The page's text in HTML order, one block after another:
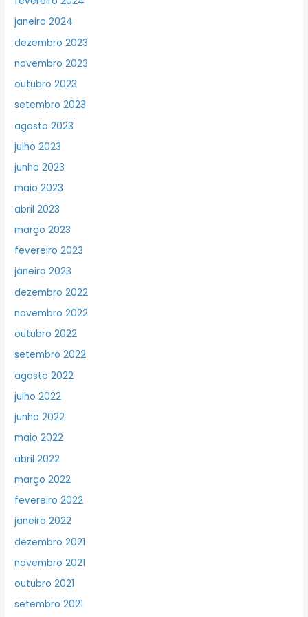
janeiro 2024
dezembro 2023
novembro 2023
outubro 2023
setembro 2023
agosto 2023
julho 2023
junho 2023
maio 2023
abril 2023
março 2023
fevereiro 2023
janeiro 2023
dezembro 2022
novembro 2022
outubro 2022
setembro 2022
agosto 2022
julho 2022
junho 2022
maio 2022
abril 2022
março 2022
fevereiro 2022
janeiro 2022
dezembro 2021
novembro 2021
outubro 2021
setembro 2021